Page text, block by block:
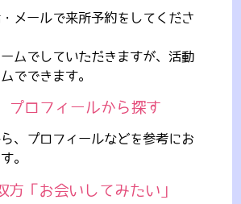
メールで来所予約をしてくださ
ムでしていただきますが、活動
でできます。
プロフィールから探す
、プロフィールなどを参考にお
。
方「お会いしてみたい」